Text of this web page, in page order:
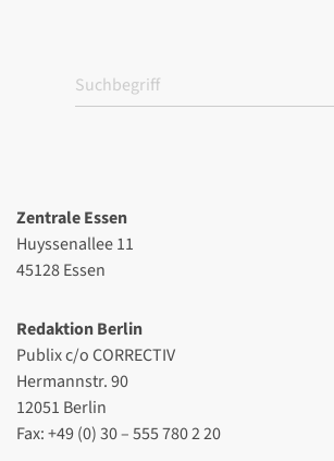
Zentrale Essen
Huyssenallee 11
45128 Essen
Redaktion Berlin
Publix c/o CORRECTIV
Hermannstr. 90
12051 Berlin
Fax: +49 (0) 30 – 555 780 2 20